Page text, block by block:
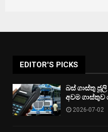
EDITOR'S PICKS
බස් ගාස්තු
අවම
2026-07-02